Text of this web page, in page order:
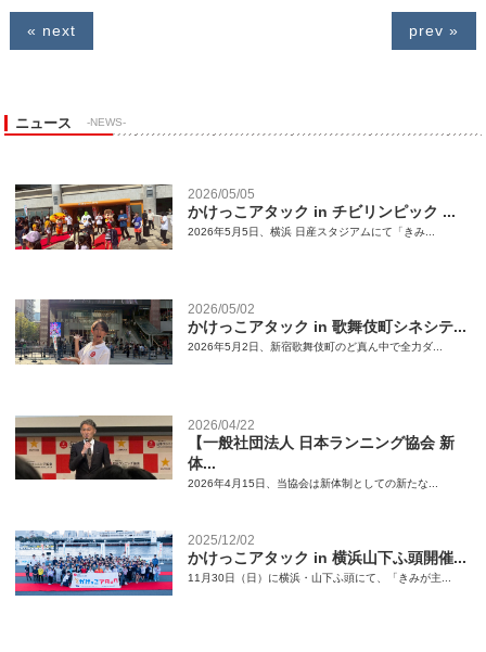
« next prev »
ニュース -NEWS-
2026/05/05
かけっこアタック in チビリンピック ...
2026年5月5日、横浜 日産スタジアムにて「きみ...
2026/05/02
かけっこアタック in 歌舞伎町シネシテ...
2026年5月2日、新宿歌舞伎町のど真ん中で全力ダ...
2026/04/22
【一般社団法人 日本ランニング協会 新
体...
2026年4月15日、当協会は新体制としての新たな...
2025/12/02
かけっこアタック in 横浜山下ふ頭開催...
11月30日（日）に横浜・山下ふ頭にて、「きみが主...